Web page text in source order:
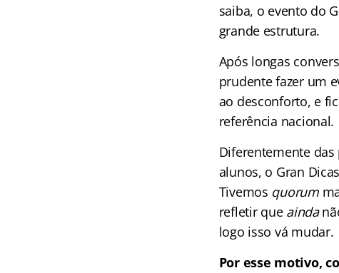
saiba, o evento do
grande estrutura.
Após longas
prudente fazer um
ao desconforto, e
referência nacional.
Diferentemente
alunos, o Gran
Tivemos quorum
refletir que ainda
logo isso vá mudar.
Por esse motivo,